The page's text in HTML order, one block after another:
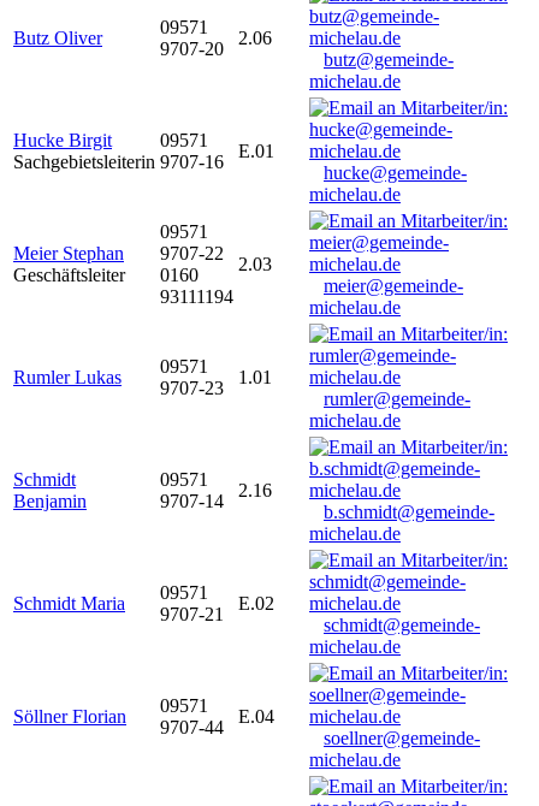
Butz Oliver
09571
9707-20
2.06
butz@gemeinde-
michelau.de
Hucke Birgit
Sachgebietsleiterin
09571
9707-16
E.01
hucke@gemeinde-
michelau.de
Meier Stephan
Geschäftsleiter
09571
9707-22
0160
93111194
2.03
meier@gemeinde-
michelau.de
Rumler Lukas
09571
9707-23
1.01
rumler@gemeinde-
michelau.de
Schmidt
Benjamin
09571
9707-14
2.16
b.schmidt@gemeinde-
michelau.de
Schmidt Maria
09571
9707-21
E.02
schmidt@gemeinde-
michelau.de
Söllner Florian
09571
9707-44
E.04
soellner@gemeinde-
michelau.de